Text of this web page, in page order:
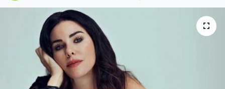
RESMİ İLANLAR
İLAN
Bize ulaşın